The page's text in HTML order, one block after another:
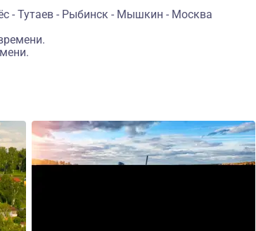
- Тутаев - Рыбинск - Мышкин - Москва